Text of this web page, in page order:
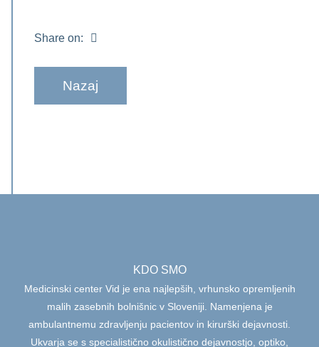
Share on:
Nazaj
KDO SMO
Medicinski center Vid je ena najlepših, vrhunsko opremljenih
malih zasebnih bolnišnic v Sloveniji. Namenjena je
ambulantnemu zdravljenju pacientov in kirurški dejavnosti.
Ukvarja se s specialistično okulistično dejavnostjo, optiko,